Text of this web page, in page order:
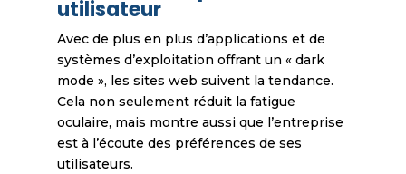
utilisateur
Avec de plus en plus d’applications et de
systèmes d’exploitation offrant un « dark
mode », les sites web suivent la tendance.
Cela non seulement réduit la fatigue
oculaire, mais montre aussi que l’entreprise
est à l’écoute des préférences de ses
utilisateurs.